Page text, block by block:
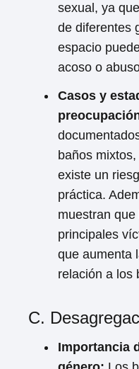
sexual, ya
de diferentes
espacio
acoso o
Casos y
baños
existe un
práctica.
muestran
principales
que aumenta
relación a los
C.
Importancia